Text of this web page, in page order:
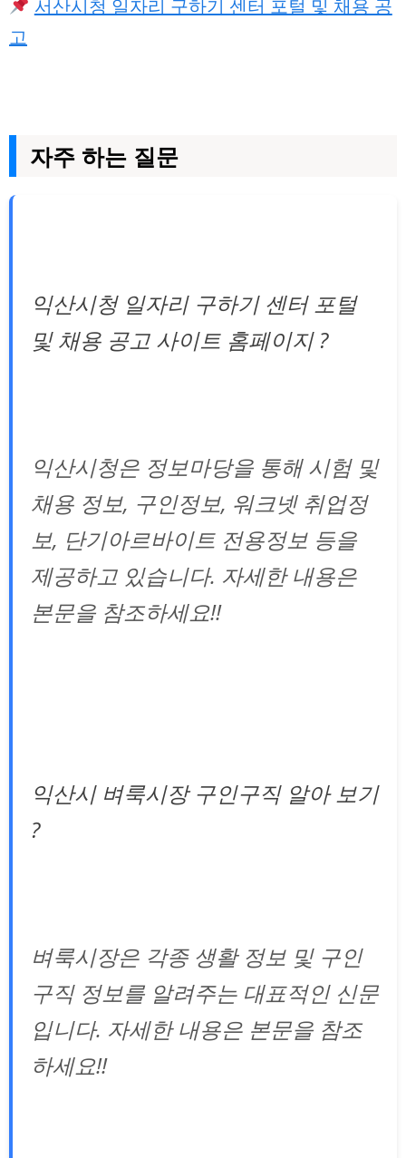
서산시청 일자리 구하기 센터 포털 및 채용 공
고
자주 하는 질문
익산시청 일자리 구하기 센터 포털
및 채용 공고 사이트 홈페이지 ?
익산시청은 정보마당을 통해 시험 및
채용 정보, 구인정보, 워크넷 취업정
보, 단기아르바이트 전용정보 등을
제공하고 있습니다. 자세한 내용은
본문을 참조하세요!!
익산시 벼룩시장 구인구직 알아 보기
?
벼룩시장은 각종 생활 정보 및 구인
구직 정보를 알려주는 대표적인 신문
입니다. 자세한 내용은 본문을 참조
하세요!!